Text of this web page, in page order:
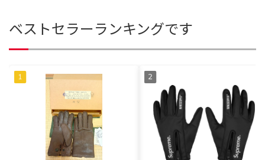
ベストセラーランキングです